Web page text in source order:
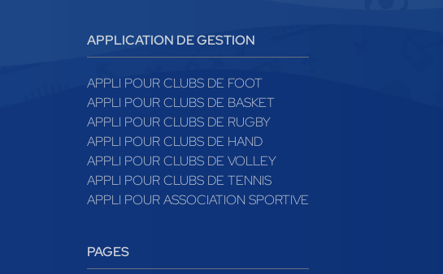
APPLICATION DE GESTION
APPLI POUR CLUBS DE FOOT
APPLI POUR CLUBS DE BASKET
APPLI POUR CLUBS DE RUGBY
APPLI POUR CLUBS DE HAND
APPLI POUR CLUBS DE VOLLEY
APPLI POUR CLUBS DE TENNIS
APPLI POUR ASSOCIATION SPORTIVE
PAGES